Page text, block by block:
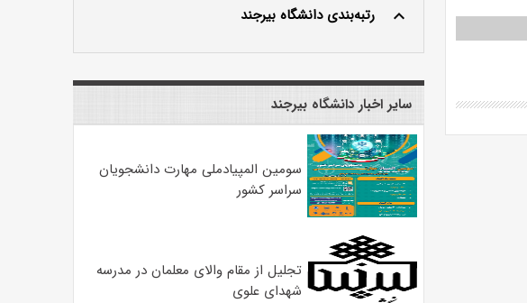
keyboard_arrow_up
رتبه‌بندی دانشگاه بیرجند
سایر اخبار دانشگاه بیرجند
سومین المپیادملی مهارت دانشجویان
سراسر کشور
تجلیل از مقام والای معلمان در مدرسه
شهدای علوی